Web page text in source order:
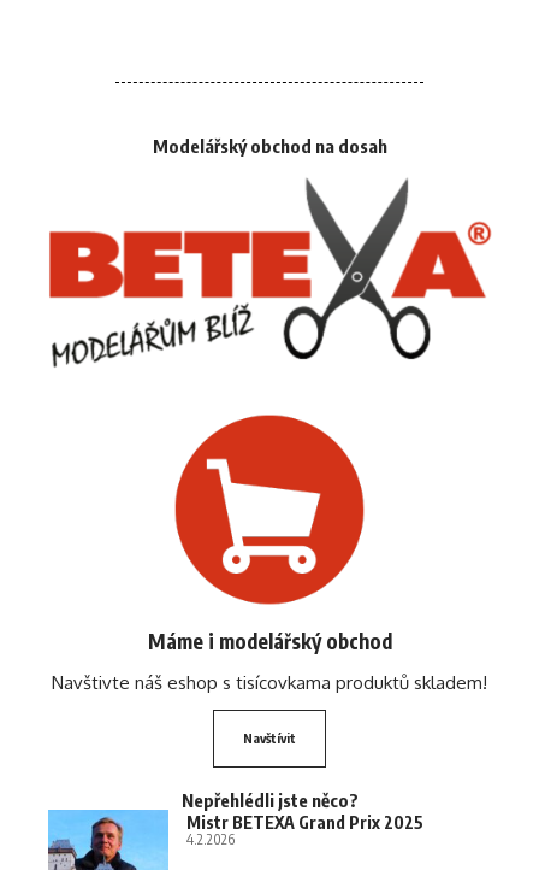
Modelářský obchod na dosah
Máme i modelářský obchod
Navštivte náš eshop s tisícovkama produktů skladem!
Navštívit
Nepřehlédli jste něco?
Mistr BETEXA Grand Prix 2025
4.2.2026